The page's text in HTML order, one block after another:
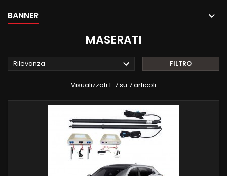
BANNER
MASERATI
Rilevanza  FILTRO
Visualizzati 1-7 su 7 articoli